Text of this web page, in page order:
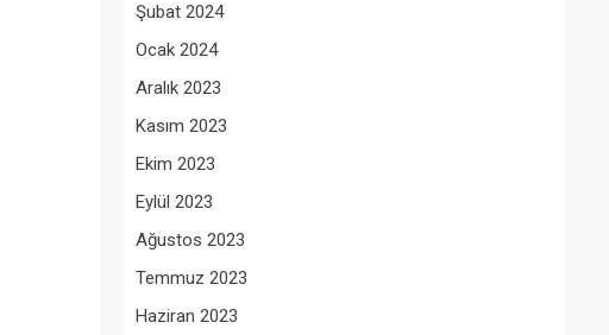
Şubat 2024
Ocak 2024
Aralık 2023
Kasım 2023
Ekim 2023
Eylül 2023
Ağustos 2023
Temmuz 2023
Haziran 2023